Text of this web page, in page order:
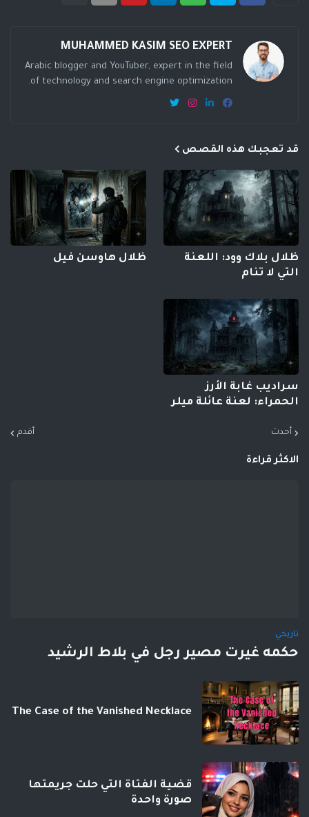
MUHAMMED KASIM SEO EXPERT
Arabic blogger and YouTuber, expert in the field
of technology and search engine optimization.
قد تعجبك هذه القصص
ظلال بلاك وود: اللعنة
التي لا تنام
ظلال هاوسن فيل
سراديب غابة الأرز
الحمراء: لعنة عائلة ميلر
أحدث أقدم
الاكثر قراءة
تاريخي
حكمه غيرت مصير رجل في بلاط الرشيد
The Case of the Vanished Necklace
قضية الفتاة التي حلت جريمتها
صورة واحدة